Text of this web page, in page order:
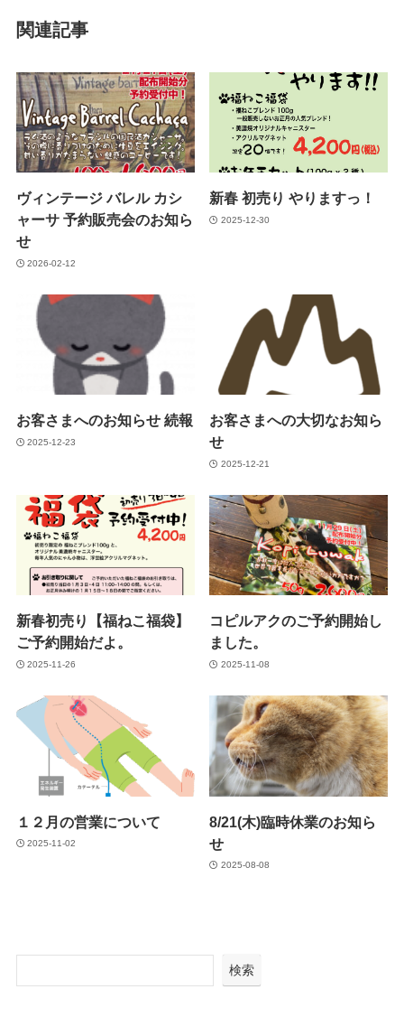
関連記事
ヴィンテージ バレル カシ
ャーサ 予約販売会のお知ら
せ
2026-02-12
新春 初売り やりますっ！
2025-12-30
お客さまへのお知らせ 続報
2025-12-23
お客さまへの大切なお知ら
せ
2025-12-21
新春初売り【福ねこ福袋】
ご予約開始だよ。
2025-11-26
コピルアクのご予約開始し
ました。
2025-11-08
１２月の営業について
2025-11-02
8/21(木)臨時休業のお知ら
せ
2025-08-08
検索